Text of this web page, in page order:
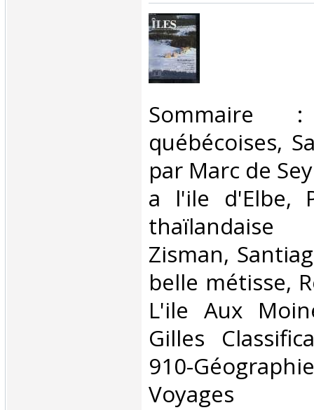
québécoises,
par Marc de
a l'ile d'Elbe,
Zisman,
belle métisse,
L'ile Aux
Gilles
910-
Voyages‎